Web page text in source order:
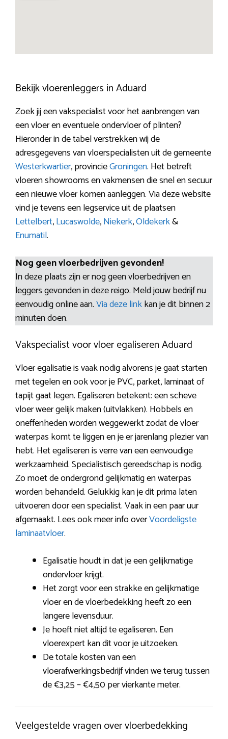
Bekijk vloerenleggers in Aduard
Zoek jij een vakspecialist voor het aanbrengen van
een vloer en eventuele ondervloer of plinten?
Hieronder in de tabel verstrekken wij de
adresgegevens van vloerspecialisten uit de gemeente
Westerkwartier, provincieGroningen. Het betreft
vloeren showrooms en vakmensen die snel en secuur
een nieuwe vloer komen aanleggen. Via deze website
vind je tevens een legservice uit de plaatsen
Lettelbert,Lucaswolde,Niekerk,Oldekerk&
Enumatil.
Nog geen vloerbedrijven gevonden!
In deze plaats zijn er nog geen vloerbedrijven en
leggers gevonden in deze reigo. Meld jouw bedrijf nu
eenvoudig online aan.Via deze linkkan je dit binnen 2
minuten doen.
Vakspecialist voor vloer egaliseren Aduard
Vloer egalisatie is vaak nodig alvorens je gaat starten
met tegelen en ook voor je PVC, parket, laminaat of
tapijt gaat legen. Egaliseren betekent: een scheve
vloer weer gelijk maken (uitvlakken). Hobbels en
oneffenheden worden weggewerkt zodat de vloer
waterpas komt te liggen en je er jarenlang plezier van
hebt. Het egaliseren is verre van een eenvoudige
werkzaamheid. Specialistisch gereedschap is nodig.
Zo moet de ondergrond gelijkmatig en waterpas
worden behandeld. Gelukkig kan je dit prima laten
uitvoeren door een specialist. Vaak in een paar uur
afgemaakt. Lees ook meer info overVoordeligste
laminaatvloer.
Egalisatie houdt in dat je een gelijkmatige
ondervloer krijgt.
Het zorgt voor een strakke en gelijkmatige
vloer en de vloerbedekking heeft zo een
langere levensduur.
Je hoeft niet altijd te egaliseren. Een
vloerexpert kan dit voor je uitzoeken.
De totale kosten van een
vloerafwerkingsbedrijf vinden we terug tussen
de €3,25 – €4,50 per vierkante meter.
Veelgestelde vragen over vloerbedekking